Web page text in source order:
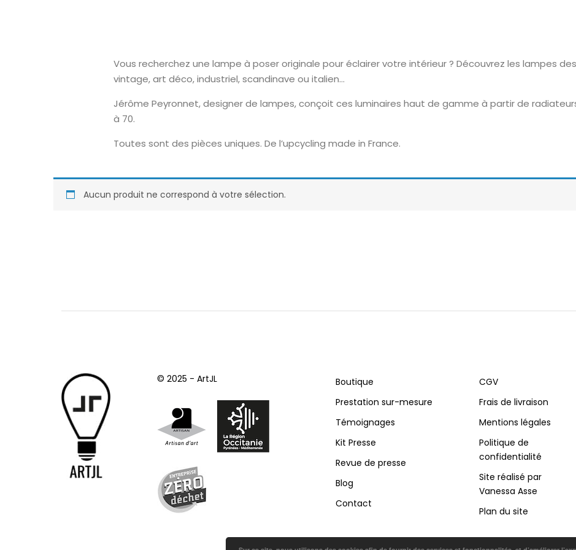
Vous recherchez une lampe à poser originale pour éclairer votre intérieur ? Découvrez les lampes
vintage, art déco, industriel, scandinave ou italien…
Jérôme Peyronnet, designer de lampes, conçoit ces luminaires haut de gamme à partir de
à 70.
Toutes sont des pièces uniques. De l’upcycling made in France.
Aucun produit ne correspond à votre sélection.
© 2025 - ArtJL
Boutique
Prestation sur-mesure
Témoignages
Kit Presse
Revue de presse
Blog
Contact
CGV
Frais de livraison
Mentions légales
Politique de
confidentialité
Site réalisé par
Vanessa Asse
Plan du site